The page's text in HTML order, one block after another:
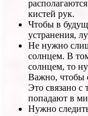
кистей рук.
Чтобы в
устранения,
Не нужно
солнцем. В
солнцем, то
Важно, чтобы
Это связано с
попадают в
Нужно